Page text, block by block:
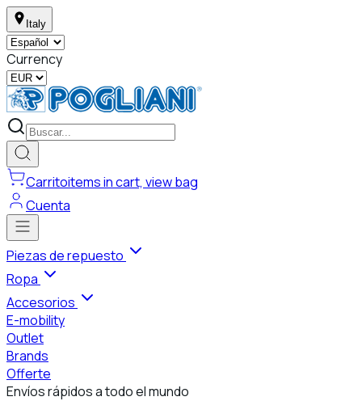
Italy
Currency
Carritoitems in cart, view bag
Cuenta
Piezas de repuesto
Ropa
Accesorios
E-mobility
Outlet
Brands
Offerte
Envíos rápidos a todo el mundo